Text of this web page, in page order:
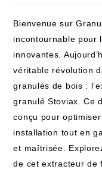
Bienvenue sur
incontournable pour
innovantes.
véritable révolution
granulés de bois :
granulé Stoviax. Ce
conçu pour
installation tout en
et maîtrisée.
de cet extracteur de